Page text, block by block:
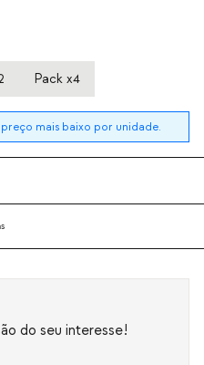
Pack x4
mais baixo por unidade.
do seu interesse!